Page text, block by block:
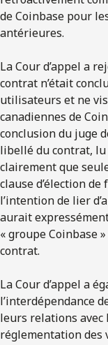
de Coinbase pour
antérieures.
La Cour d’appel a
contrat n’était
utilisateurs et ne
canadiennes de
conclusion du juge
libellé du contrat,
clairement que
clause d’élection de
l’intention de lier
aurait
« groupe Coinbase
contrat.
La Cour d’appel a
l’interdépendance
leurs relations avec
réglementation des